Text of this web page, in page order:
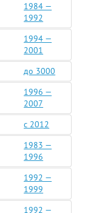
1984 —
1992
1994 —
2001
до 3000
1996 —
2007
c 2012
1983 —
1996
1992 —
1999
1992 —